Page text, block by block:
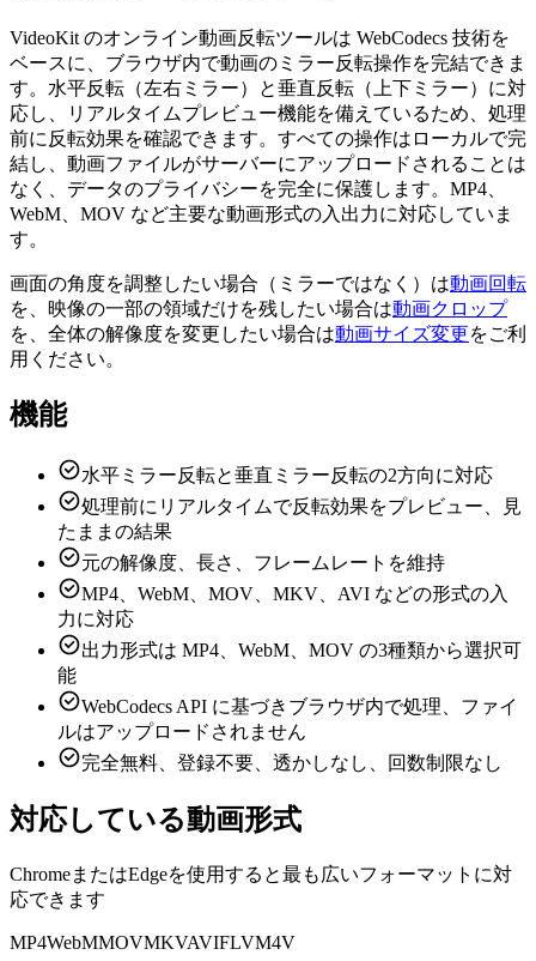
VideoKit のオンライン動画反転ツールは WebCodecs 技術を
ベースに、ブラウザ内で動画のミラー反転操作を完結できま
す。水平反転（左右ミラー）と垂直反転（上下ミラー）に対
応し、リアルタイムプレビュー機能を備えているため、処理
前に反転効果を確認できます。すべての操作はローカルで完
結し、動画ファイルがサーバーにアップロードされることは
なく、データのプライバシーを完全に保護します。MP4、
WebM、MOV など主要な動画形式の入出力に対応していま
す。
画面の角度を調整したい場合（ミラーではなく）は動画回転
を、映像の一部の領域だけを残したい場合は動画クロップ
を、全体の解像度を変更したい場合は動画サイズ変更をご利
用ください。
機能
水平ミラー反転と垂直ミラー反転の2方向に対応
処理前にリアルタイムで反転効果をプレビュー、見
たままの結果
元の解像度、長さ、フレームレートを維持
MP4、WebM、MOV、MKV、AVI などの形式の入
力に対応
出力形式は MP4、WebM、MOV の3種類から選択可
能
WebCodecs API に基づきブラウザ内で処理、ファイ
ルはアップロードされません
完全無料、登録不要、透かしなし、回数制限なし
対応している動画形式
ChromeまたはEdgeを使用すると最も広いフォーマットに対
応できます
MP4WebMMOVMKVAVIFLVM4V